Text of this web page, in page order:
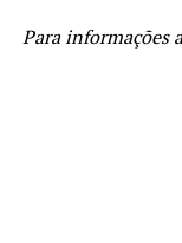
Para informações